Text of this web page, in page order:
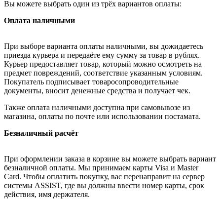
Вы можете выбрать один из трёх вариантов оплаты:
Оплата наличными
При выборе варианта оплаты наличными, вы дожидаетесь
приезда курьера и передаёте ему сумму за товар в рублях.
Курьер предоставляет товар, который можно осмотреть на
предмет повреждений, соответствие указанным условиям.
Покупатель подписывает товаросопроводительные
документы, вносит денежные средства и получает чек.
Также оплата наличными доступна при самовывозе из
магазина, оплаты по почте или использовании постамата.
Безналичный расчёт
При оформлении заказа в корзине вы можете выбрать вариант
безналичной оплаты. Мы принимаем карты Visa и Master
Card. Чтобы оплатить покупку, вас перенаправит на сервер
системы ASSIST, где вы должны ввести номер карты, срок
действия, имя держателя.